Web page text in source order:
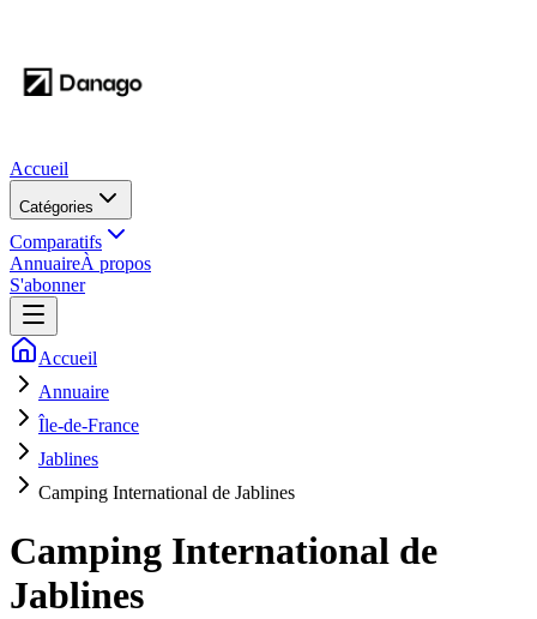
Accueil
Catégories
Comparatifs
AnnuaireÀ propos
S'abonner
Accueil
Annuaire
Île-de-France
Jablines
Camping International de Jablines
Camping International de
Jablines